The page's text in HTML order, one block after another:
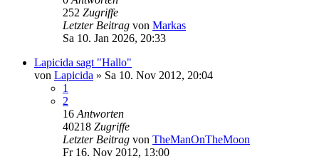
252 Zugriffe
Letzter Beitrag von Markas
Sa 10. Jan 2026, 20:33
Lapicida sagt "Hallo"
von Lapicida » Sa 10. Nov 2012, 20:04
1
2
16 Antworten
40218 Zugriffe
Letzter Beitrag von TheManOnTheMoon
Fr 16. Nov 2012, 13:00